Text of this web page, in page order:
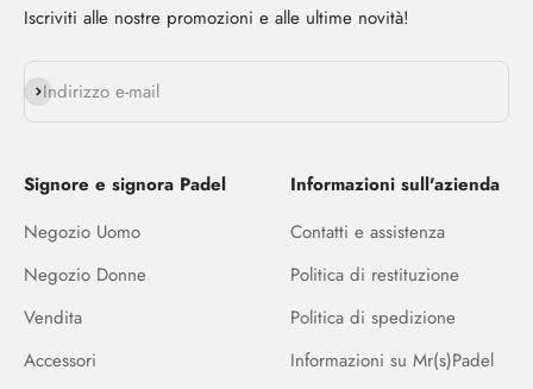
Iscriviti alle nostre promozioni e alle ultime novità!
Indirizzo e-mail
Abbonarsi
Signore e signora Padel
Negozio Uomo
Negozio Donne
Vendita
Accessori
Informazioni sull'azienda
Contatti e assistenza
Politica di restituzione
Politica di spedizione
Informazioni su Mr(s)Padel